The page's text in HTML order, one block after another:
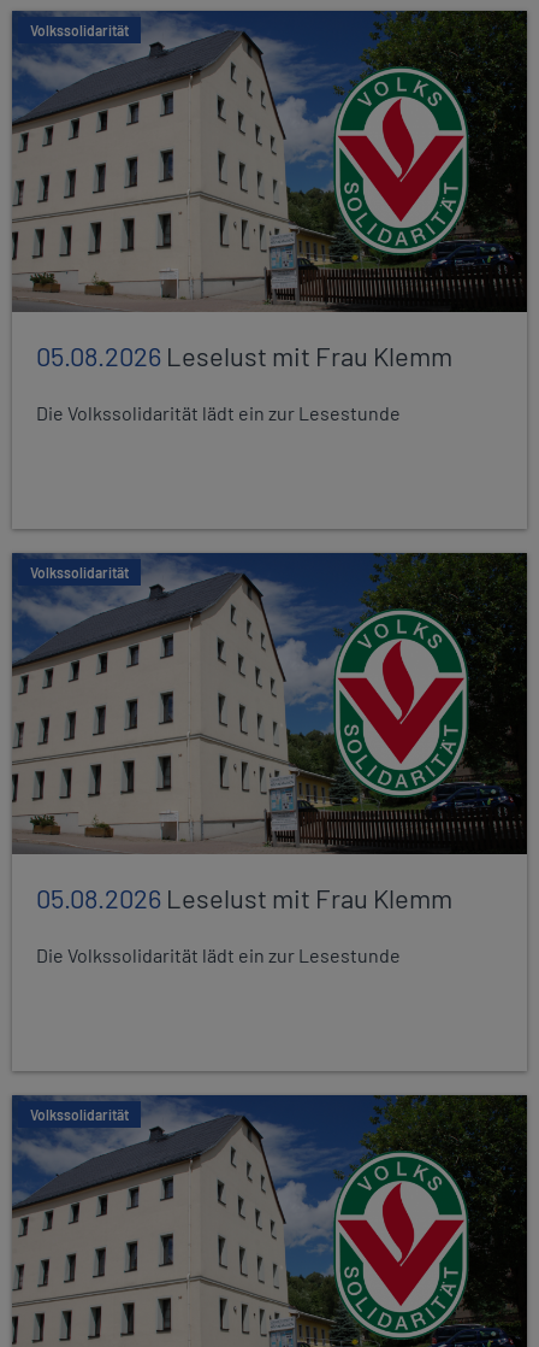
Volkssolidarität
05.08.2026 Leselust mit Frau Klemm
Die Volkssolidarität lädt ein zur Lesestunde
Volkssolidarität
05.08.2026 Leselust mit Frau Klemm
Die Volkssolidarität lädt ein zur Lesestunde
Volkssolidarität